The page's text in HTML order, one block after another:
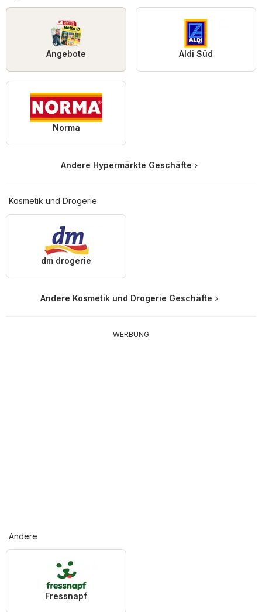
Angebote Aldi Süd
Norma
Andere Hypermärkte Geschäfte
Kosmetik und Drogerie
dm drogerie
Andere Kosmetik und Drogerie Geschäfte
WERBUNG
Andere
Fressnapf